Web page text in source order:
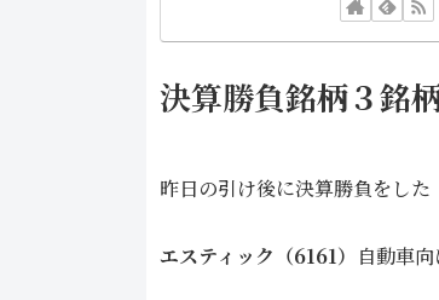
決算勝負銘柄３銘
昨日の引け後に決算勝負をした
エスティック（6161） 自動車